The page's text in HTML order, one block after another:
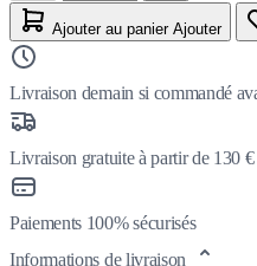
Ajouter au panier Ajouter
Livraison demain si commandé
Livraison gratuite à partir de 130 €
Paiements 100% sécurisés
Informations de livraison